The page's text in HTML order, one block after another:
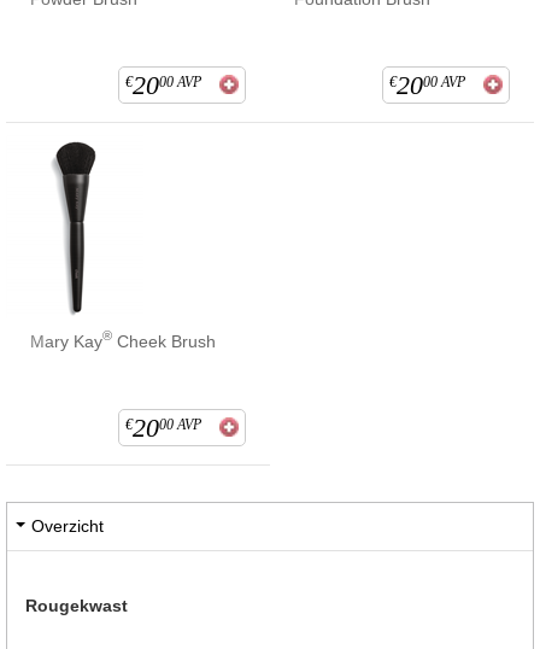
€2000 AVP €2000 AVP
Mary Kay® Cheek Brush
€2000 AVP
Overzicht
Rougekwast